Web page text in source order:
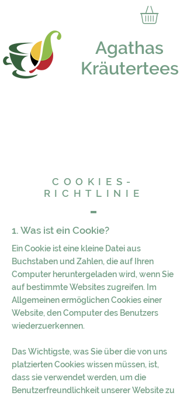
Agathas
Kräutertees
COOKIES-
RICHTLINIE
1. Was ist ein Cookie?
Ein Cookie ist eine kleine Datei aus
Buchstaben und Zahlen, die auf Ihren
Computer heruntergeladen wird, wenn Sie
auf bestimmte Websites zugreifen. Im
Allgemeinen ermöglichen Cookies einer
Website, den Computer des Benutzers
wiederzuerkennen.
Das Wichtigste, was Sie über die von uns
platzierten Cookies wissen müssen, ist,
dass sie verwendet werden, um die
Benutzerfreundlichkeit unserer Website zu